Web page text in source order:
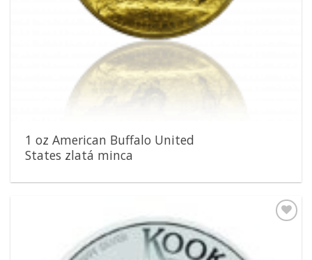
1 oz American Buffalo United
States zlatá minca